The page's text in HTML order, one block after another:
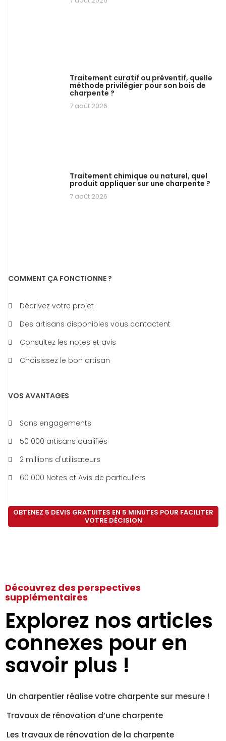
Traitement curatif ou préventif, quelle
méthode privilégier pour son bois de
charpente ?
7 août 2026
Traitement chimique ou naturel, quel
produit appliquer sur une charpente ?
7 août 2026
COMMENT ÇA FONCTIONNE ?
Décrivez votre projet
Des artisans disponibles vous contactent
Consultez les notes et avis
Choisissez le bon artisan
VOS AVANTAGES
Sans engagements
50 000 artisans qualifiés
2 millions d'utilisateurs
60 000 Notes et Avis de particuliers
OBTENEZ 5 DEVIS GRATUITES EN 5 MINUTES POUR FACILITER
VOTRE DÉCISION
Découvrez des perspectives
supplémentaires
Explorez nos articles
connexes pour en
savoir plus !
Un charpentier réalise votre charpente sur mesure !
Travaux de rénovation d’une charpente
Les travaux de rénovation de la charpente